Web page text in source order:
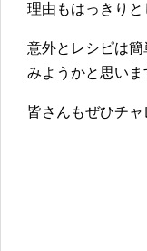
理由もはっきり
意外とレシピは
みようかと思いま
皆さんもぜひチャ